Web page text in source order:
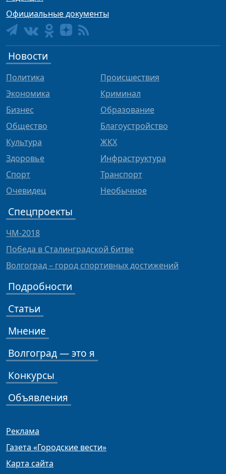
Официальные документы
Новости
Политика
Экономика
Бизнес
Общество
Культура
Здоровье
Спорт
Очевидец
Происшествия
Криминал
Образование
Благоустройство
ЖКХ
Инфраструктура
Транспорт
Необычное
Спецпроекты
ЧМ-2018
Победа в Сталинградской битве
Волгоград – город спортивных достижений
Подробности
Статьи
Мнение
Волгоград — это я
Конкурсы
Объявления
Реклама
Газета «Городские вести»
Карта сайта